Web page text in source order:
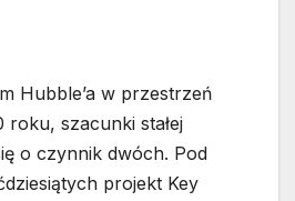
Hubble’a w przestrzeń
roku, szacunki stałej
o czynnik dwóch. Pod
projekt Key